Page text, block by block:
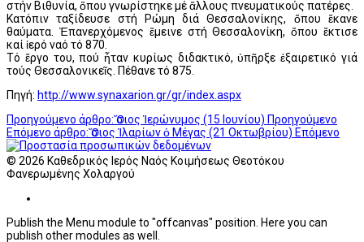
στήν Βιθυνία, ὅπου γνωρίστηκε μέ ἄλλους πνευματικούς πατέρες.
Κατόπιν ταξίδευσε στή Ρώμη διά Θεσσαλονίκης, ὅπου ἔκανε
θαύματα. Ἐπανερχόμενος ἔμεινε στή Θεσσαλονίκη, ὅπου ἔκτισε
καί ἱερό ναό τό 870.
Τό ἔργο του, πού ἦταν κυρίως διδακτικό, ὑπῆρξε ἐξαιρετικό γιά
τούς Θεσσαλονικεῖς. Πέθανε τό 875.
Πηγή: http://www.synaxarion.gr/gr/index.aspx
Προηγούμενο άρθρο: Ὅσιος Ἱερώνυμος (15 Ιουνίου) Προηγούμενο
Επόμενο άρθρο: Ὅσιος Ἱλαρίων ὁ Μέγας (21 Οκτωβρίου) Επόμενο
© 2026 Καθεδρικός Ιερός Ναός Κοιμήσεως Θεοτόκου
Φανερωμένης Χολαργού
Publish the Menu module to "offcanvas" position. Here you can
publish other modules as well.